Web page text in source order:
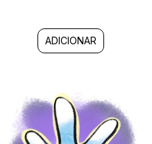
ADICIONAR